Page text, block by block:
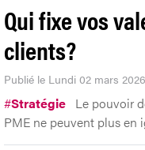
Qui fixe vos
clients?
Publié le Lundi 02 mars 2026
#Stratégie Le pouvoir
PME ne peuvent plus en